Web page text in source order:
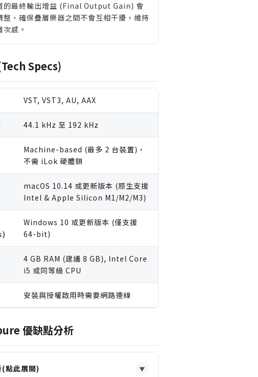
的最終輸出增益 (Final Output Gain) 會
整，確保疊層樂器之間不會互相干擾，維持
感。
Specs)
VST, VST3, AU, AAX
44.1 kHz 至 192 kHz
Machine-based (最多 2 台裝置)，
不需 iLok 硬體鎖
macOS 10.14 或更新版本 (原生支援
Intel & Apple Silicon M1/M2/M3)
Windows 10 或更新版本 (僅支援
64-bit)
4 GB RAM (建議 8 GB), Intel Core
i5 或同等級 CPU
安裝與授權啟用時需要網路連線
優缺點分析
點此展開) ▼